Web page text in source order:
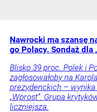
Nawrocki ma szansę
go Polacy. Sondaż dla
Blisko 39 proc. Polek i
zagłosowałoby na
prezydenckich – wynika
„Wprost”. Grupa
liczniejsza.